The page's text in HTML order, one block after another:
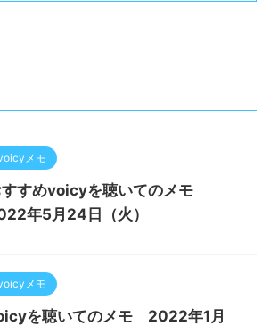
メモ
すすめvoicyを聴いてのメモ
年5月24日（火）
メモ
を聴いてのメモ 2022年1月